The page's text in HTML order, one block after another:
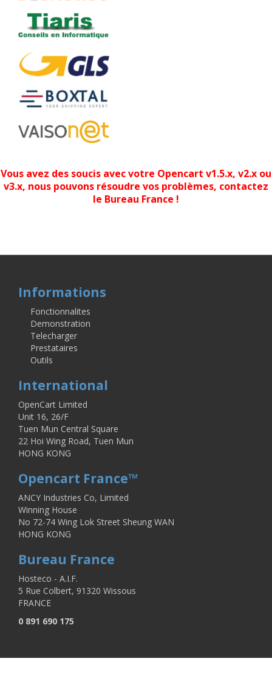
Vous avez des soucis avec votre Opencart v1.5.x, v2.x ou
v3.x, nous pouvons résoudre vos problèmes, contactez
le Bureau France !
Informations
Fonctionnalites
Demonstration
Telecharger
Prestataires
Outils
International
OpenCart Limited
Unit 16, 26/F
Tuen Mun Central Square
22 Hoi Wing Road, Tuen Mun
HONG KONG
Opencart France™
ANCY Industries Co, Limited
Winning House
No 72-74 Wing Lok Street Sheung WAN
HONG KONG
Bureau France
Hosteco - A.I.F.
5 Rue Colbert, 91320 Wissous
FRANCE
0 891 690 175